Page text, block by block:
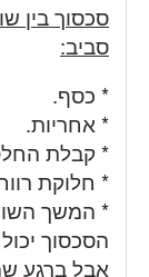
סכסוך בין
סביב:
* כסף.
* אחריות.
* קבלת
* חלוקת
* המשך
הסכסוך
אבל ברגע